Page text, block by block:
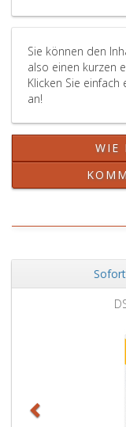
Sie können den
also einen kurzen
Klicken Sie
an!
WIE